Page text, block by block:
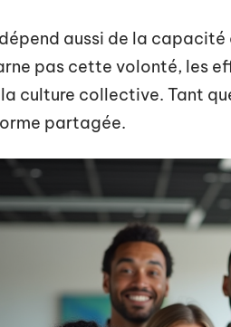
aussi de la
pas cette volonté, les
culture collective. Tant
partagée.